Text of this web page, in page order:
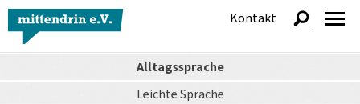
Alltagssprache
Leichte Sprache
Kontakt
anzeigen